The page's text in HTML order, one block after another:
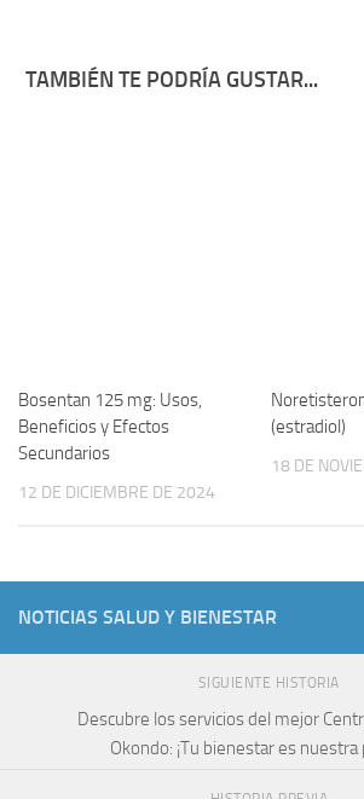
TAMBIÉN TE PODRÍA GUSTAR...
Bosentan 125 mg: Usos,
Beneficios y Efectos
Secundarios
12 DE DICIEMBRE DE 2024
(estradiol)
18 DE
NOTICIAS SALUD Y BIENESTAR
SIGUIENTE HISTORIA
Descubre los servicios del mejor
Okondo: ¡Tu bienestar es nuestra